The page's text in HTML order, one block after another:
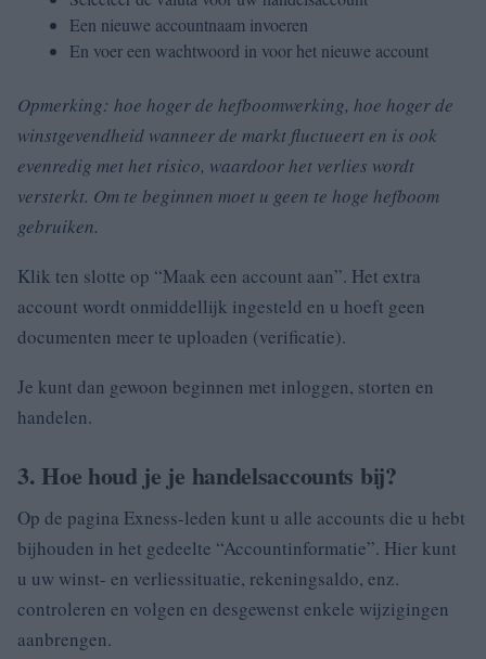
Een nieuwe accountnaam invoeren
En voer een wachtwoord in voor het nieuwe account
Opmerking: hoe hoger de hefboomwerking, hoe hoger de
winstgevendheid wanneer de markt fluctueert en is ook
evenredig met het risico, waardoor het verlies wordt
versterkt. Om te beginnen moet u geen te hoge hefboom
gebruiken.
Klik ten slotte op “Maak een account aan”. Het extra
account wordt onmiddellijk ingesteld en u hoeft geen
documenten meer te uploaden (verificatie).
Je kunt dan gewoon beginnen met inloggen, storten en
handelen.
3. Hoe houd je je handelsaccounts bij?
Op de pagina Exness-leden kunt u alle accounts die u hebt
bijhouden in het gedeelte “Accountinformatie”. Hier kunt
u uw winst- en verliessituatie, rekeningsaldo, enz.
controleren en volgen en desgewenst enkele wijzigingen
aanbrengen.